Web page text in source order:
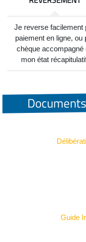
Je reverse facilement
paiement en ligne, ou
chèque accompagné
mon état
Guide